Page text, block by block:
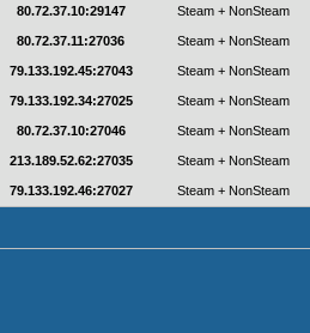
80.72.37.10:29147 Steam + NonSteam
80.72.37.11:27036 Steam + NonSteam
79.133.192.45:27043 Steam + NonSteam
79.133.192.34:27025 Steam + NonSteam
80.72.37.10:27046 Steam + NonSteam
213.189.52.62:27035 Steam + NonSteam
79.133.192.46:27027 Steam + NonSteam